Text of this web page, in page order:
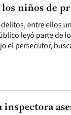
entre ellos
leyó parte de
el persecutor,
los niños de